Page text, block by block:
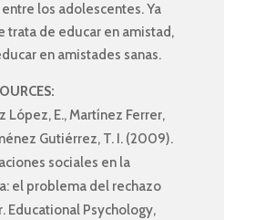
los adolescentes. Ya
trata de educar en amistad,
en amistades sanas.
López, E., Martínez Ferrer,
Gutiérrez, T. I. (2009).
sociales en la
el problema del rechazo
Educational Psychology,